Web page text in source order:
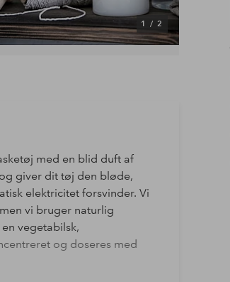
1/ 2
med en blid duft af
giver dit tøj den bløde,
elektricitet forsvinder. Vi
vi bruger naturlig
vegetabilsk,
og doseres med